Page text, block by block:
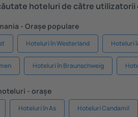
hoteluri de către utilizatorii
- Orașe populare
Hoteluri în Westerland Hoteluri
Hoteluri în Braunschweig
- orașe
Hoteluri în As Hoteluri Candamil